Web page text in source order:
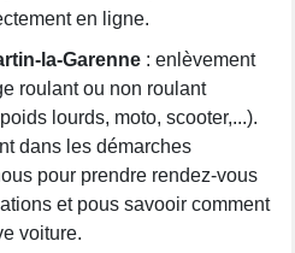
en ligne.
la-Garenne : enlèvement
roulant ou non roulant
lourds, moto, scooter,...).
dans les démarches
pour prendre rendez-vous
et pous savooir comment
voiture.